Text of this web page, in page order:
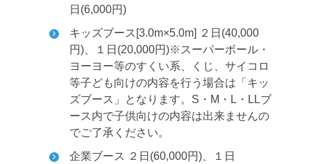
日(6,000円)
キッズブース[3.0m×5.0m] ２日(40,000
円)、１日(20,000円)※スーパーボール・
ヨーヨー等のすくい系、くじ、サイコロ
等子ども向けの内容を行う場合は「キッ
ズブース」となります。S・M・L・LLブ
ース内で子供向けの内容は出来ませんの
でご了承ください。
企業ブース ２日(60,000円)、１日